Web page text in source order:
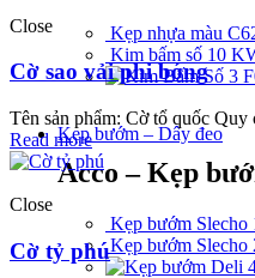
Kẹp nhựa màu
Kim bấm số 10
Kẹp bướm – Dây đeo
Acco – Kẹp
Kẹp bướm Slecho
Kẹp bướm Slecho
Close
Cờ sao vải phi bóng
Tên sản phẩm: Cờ tổ quốc Quy
Read more
Close
Cờ tỷ phú